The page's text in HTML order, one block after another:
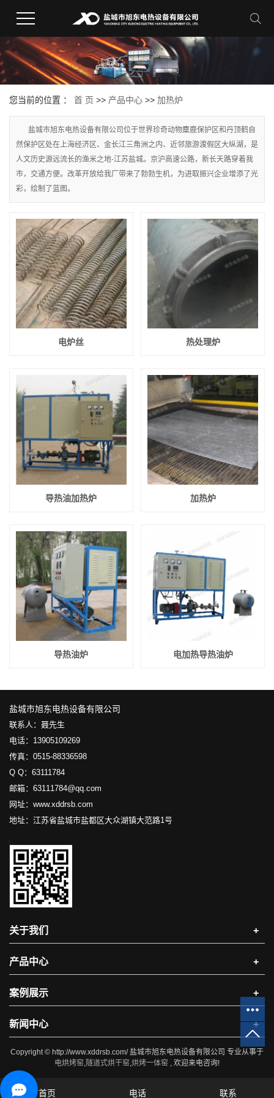
您当前的位置 ： 首 页 >> 产品中心 >> 加热炉
盐城市旭东电热设备有限公司位于世界珍奇动物麋鹿保护区和丹顶鹤自
然保护区处在上海经济区、金长江三角洲之内、近邻旅游渡假区大纵湖，是
人文历史源远流长的渔米之地-江苏盐城。京沪高速公路，新长天路穿着我
市，交通方便。改革开放给我厂带来了勃勃生机，为进取振兴企业增添了光
彩，绘制了蓝图。
电炉丝 热处理炉
导热油加热炉 加热炉
导热油炉 电加热导热油炉
盐城市旭东电热设备有限公司
联系人：聂先生
电话：13905109269
传真：0515-88336598
Q Q：63111784
邮箱：63111784@qq.com
网址：www.xddrsb.com
地址：江苏省盐城市盐都区大众湖镇大范路1号
关于我们 +
产品中心 +
案例展示 +
新闻中心 +
Copyright © http://www.xddrsb.com/ 盐城市旭东电热设备有限公司 专业从事于
电烘烤窑 隧道式烘干窑 烘烤一体窑 , 欢迎来电咨询!
首页 电话 联系